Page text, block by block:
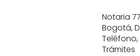
Notaria
Bogotá,
Teléfono,
Trámites